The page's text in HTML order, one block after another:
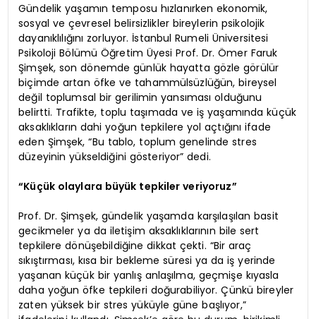
Gündelik yaşamın temposu hızlanırken ekonomik,
sosyal ve çevresel belirsizlikler bireylerin psikolojik
dayanıklılığını zorluyor. İstanbul Rumeli Üniversitesi
Psikoloji Bölümü Öğretim Üyesi Prof. Dr. Ömer Faruk
Şimşek, son dönemde günlük hayatta gözle görülür
biçimde artan öfke ve tahammülsüzlüğün, bireysel
değil toplumsal bir gerilimin yansıması olduğunu
belirtti. Trafikte, toplu taşımada ve iş yaşamında küçük
aksaklıkların dahi yoğun tepkilere yol açtığını ifade
eden Şimşek, “Bu tablo, toplum genelinde stres
düzeyinin yükseldiğini gösteriyor” dedi.
“Küçük olaylara büyük tepkiler veriyoruz”
Prof. Dr. Şimşek, gündelik yaşamda karşılaşılan basit
gecikmeler ya da iletişim aksaklıklarının bile sert
tepkilere dönüşebildiğine dikkat çekti. “Bir araç
sıkıştırması, kısa bir bekleme süresi ya da iş yerinde
yaşanan küçük bir yanlış anlaşılma, geçmişe kıyasla
daha yoğun öfke tepkileri doğurabiliyor. Çünkü bireyler
zaten yüksek bir stres yüküyle güne başlıyor,”